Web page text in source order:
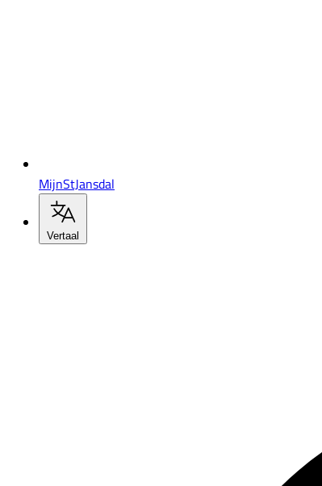
MijnStJansdal
Vertaal